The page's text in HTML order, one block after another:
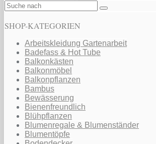
SHOP-KATEGORIEN
Arbeitskleidung Gartenarbeit
Badefass & Hot Tube
Balkonkästen
Balkonmöbel
Balkonpflanzen
Bambus
Bewässerung
Bienenfreundlich
Blühpflanzen
Blumenregale & Blumenständer
Blumentöpfe